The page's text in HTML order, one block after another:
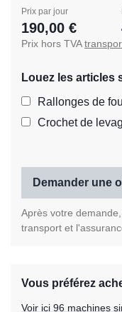
Prix par jour
190,00 €
Prix hors TVA
Louez les articles
Rallonges de
Crochet de
Demander une
Après votre
transport et
Vous préférez
Voir ici 96 machines